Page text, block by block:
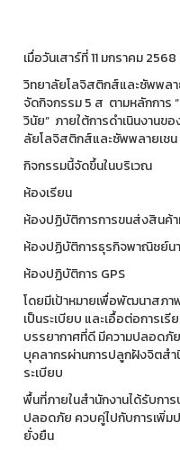
เมื่อวันเสาร์ที่ 11 มกราคม 2568
วิทยาลัยโลจิสติกส์และซัพพลา
จัดกิจกรรม 5 ส ตามหลักการ
วินัย” ภายใต้การดำเนินงาน
ลัยโลจิสติกส์และซัพพลายเชน
กิจกรรมนี้จัดขึ้นในบริเวณ
ห้องเรียน
ห้องปฏิบัติการการขนส่งสินค้า
ห้องปฏิบัติการธุรกิจพาณิชย์น
ห้องปฏิบัติการ GPS
โดยมีเป้าหมายเพื่อพัฒนาสภา
เป็นระเบียบ และเอื้อต่อการเ
บรรยากาศที่ดี มีความปลอดภั
บุคลากรผ่านการปลูกฝังจิตสำ
ระเบียบ
พื้นที่ภายในสำนักงานได้รับกา
ปลอดภัย ควบคู่ไปกับการเพิ่ม
ยั่งยืน